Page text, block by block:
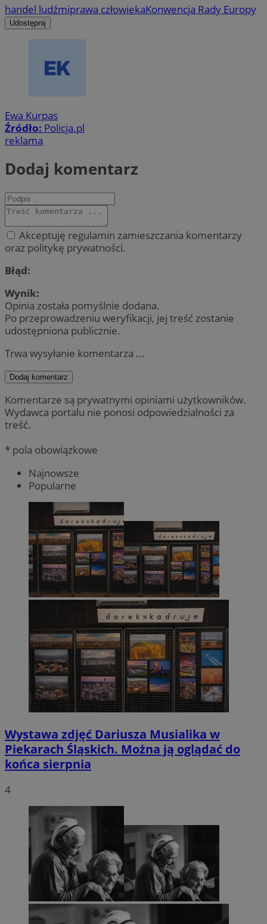
handel ludźmiprawa człowiekaKonwencja Rady Europy
Udostępnij
Ewa Kurpas
Źródło: Policja.pl
reklama
Dodaj komentarz
Akceptuję regulamin zamieszczania komentarzy
oraz politykę prywatności.
Błąd:
Wynik:
Opinia została pomyślnie dodana.
Po przeprowadzeniu weryfikacji, jej treść zostanie
udostępniona publicznie.
Trwa wysyłanie komentarza ...
Dodaj komentarz
Komentarze są prywatnymi opiniami użytkowników.
Wydawca portalu nie ponosi odpowiedzialności za
treść.
* pola obowiązkowe
Najnowsze
Popularne
Wystawa zdjęć Dariusza Musialika w
Piekarach Śląskich. Można ją oglądać do
końca sierpnia
4